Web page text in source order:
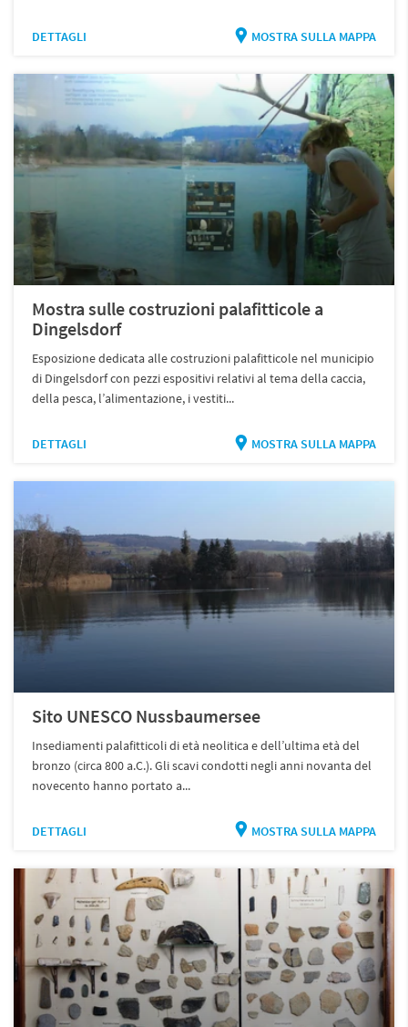
DETTAGLI MOSTRA SULLA MAPPA
Mostra sulle costruzioni palafitticole a
Dingelsdorf
Esposizione dedicata alle costruzioni palafitticole nel municipio
di Dingelsdorf con pezzi espositivi relativi al tema della caccia,
della pesca, l’alimentazione, i vestiti...
DETTAGLI MOSTRA SULLA MAPPA
Sito UNESCO Nussbaumersee
Insediamenti palafitticoli di età neolitica e dell’ultima età del
bronzo (circa 800 a.C.). Gli scavi condotti negli anni novanta del
novecento hanno portato a...
DETTAGLI MOSTRA SULLA MAPPA